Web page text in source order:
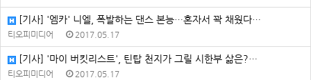
[기사] '엠카' 니엘, 폭발하는 댄스 본능…혼자서 꽉 채웠다…
티오피미디어 2017.05.17
[기사] '마이 버킷리스트', 틴탑 천지가 그릴 시한부 삶은?…
티오피미디어 2017.05.17